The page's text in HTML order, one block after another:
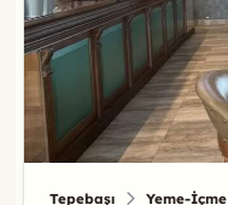
Tepebaşı Yeme-İçme